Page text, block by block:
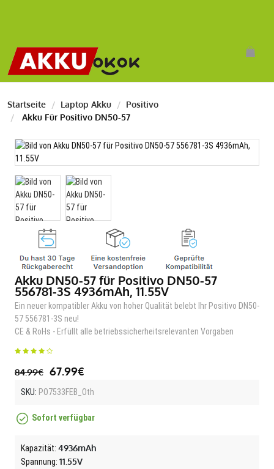
Startseite Laptop Akku
Positivo
Akku Für Positivo DN50-57
Akku DN50-57 für Positivo DN50-57
556781-3S 4936mAh, 11.55V
Ein neuer kompatibler Akku von hoher Qualität belebt Ihr Positivo DN50-
57 556781-3S neu!
CE & RoHs - Erfüllt alle betriebssicherheitsrelevanten Vorgaben
84.99€ 67.99€
SKU: PO7533FEB_Oth
Sofort verfügbar
Kapazität: 4936mAh
Spannung: 11.55V